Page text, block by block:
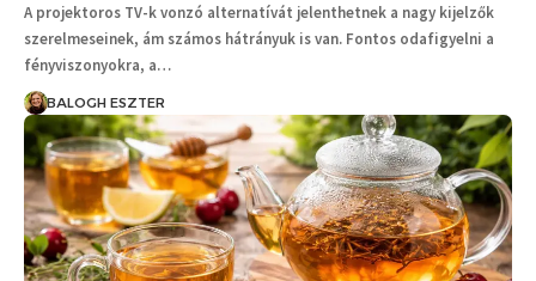
A projektoros TV-k vonzó alternatívát jelenthetnek a nagy kijelzők
szerelmeseinek, ám számos hátrányuk is van. Fontos odafigyelni a
fényviszonyokra, a…
BALOGH ESZTER